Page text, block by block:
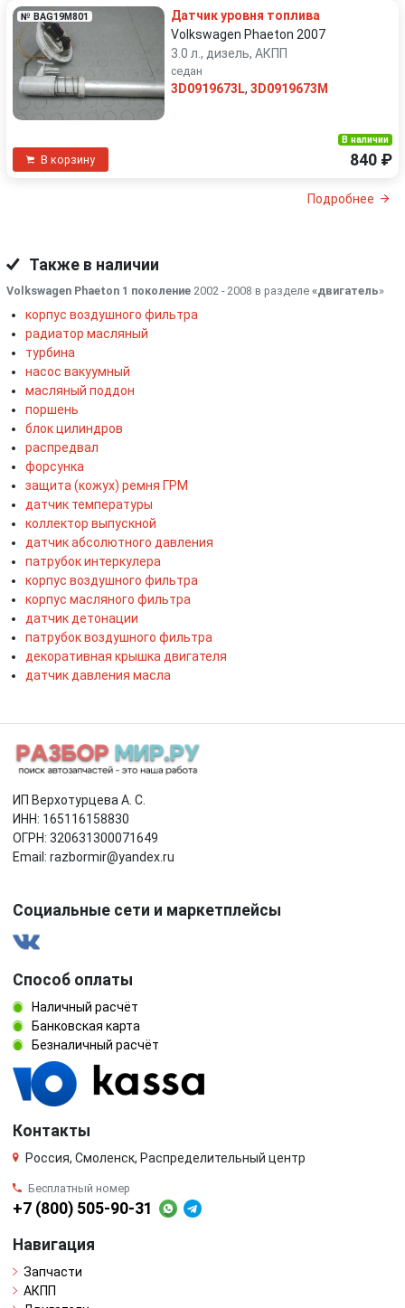
№ BAG19M801
Датчик уровня топлива
Volkswagen Phaeton 2007
3.0 л., дизель, АКПП
седан
3D0919673L, 3D0919673M
В корзину
В наличии
840 ₽
Подробнее
Также в наличии
Volkswagen Phaeton 1 поколение 2002 - 2008 в разделе «двигатель»
корпус воздушного фильтра
радиатор масляный
турбина
насос вакуумный
масляный поддон
поршень
блок цилиндров
распредвал
форсунка
защита (кожух) ремня ГРМ
датчик температуры
коллектор выпускной
датчик абсолютного давления
патрубок интеркулера
корпус воздушного фильтра
корпус масляного фильтра
датчик детонации
патрубок воздушного фильтра
декоративная крышка двигателя
датчик давления масла
ИП Верхотурцева А. С.
ИНН: 165116158830
ОГРН: 320631300071649
Email: razbormir@yandex.ru
Социальные сети и маркетплейсы
Способ оплаты
Наличный расчёт
Банковская карта
Безналичный расчёт
Контакты
Россия, Смоленск, Распределительный центр
Бесплатный номер
+7 (800) 505-90-31
Навигация
Запчасти
АКПП